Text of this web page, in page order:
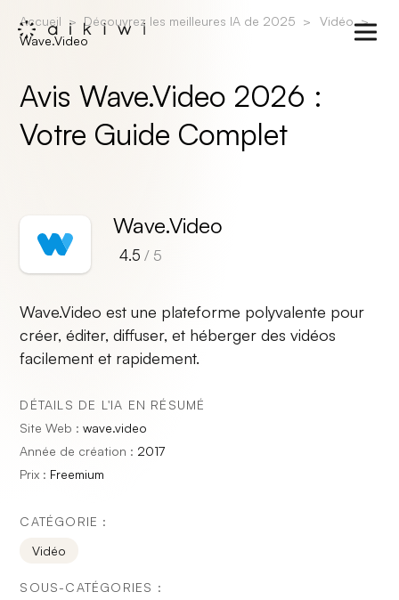
Accueil Découvrez les meilleures IA de 2025
Vidéo
Wave.Video
Avis Wave.Video 2026 :
Votre Guide Complet
Wave.Video
4.5 / 5
Wave.Video est une plateforme polyvalente pour
créer, éditer, diffuser, et héberger des vidéos
facilement et rapidement.
DÉTAILS DE L'IA EN RÉSUMÉ
Site Web :wave.video
Année de création : 2017
Prix : Freemium
CATÉGORIE :
Vidéo
SOUS-CATÉGORIES :